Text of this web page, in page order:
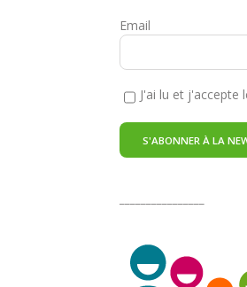
Email
J'ai lu et j'accepte